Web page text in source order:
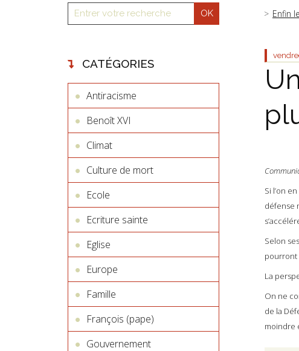
CATÉGORIES
Antiracisme
Benoît XVI
Climat
Culture de mort
Ecole
Ecriture sainte
Eglise
Europe
Famille
François (pape)
Gouvernement
Enfin
Si l’on
défense
Selon
pourront
La
On ne
de la
moindre